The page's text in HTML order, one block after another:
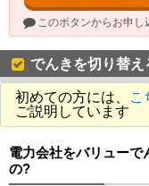
このボタンからお申
でんきを切り替え
初めての方には、 こ
ご説明しています
電力会社をバリューで
の?